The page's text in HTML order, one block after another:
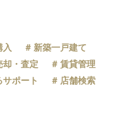
入
新築一戸建て
却・査定
賃貸管理
ポート
店舗検索